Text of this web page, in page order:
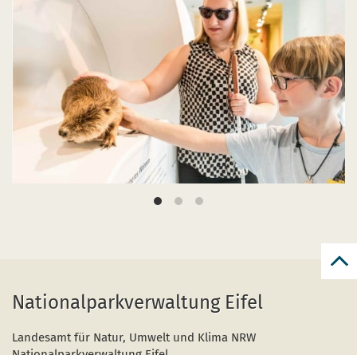
Nationalparkverwaltung Eifel
Landesamt für Natur, Umwelt und Klima NRW